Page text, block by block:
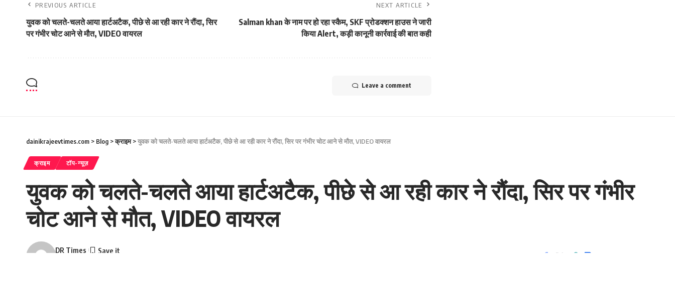
PREVIOUS ARTICLE
युवक को चलते-चलते आया हार्टअटैक, पीछे से आ रही कार ने रौंदा, सिर
पर गंभीर चोट आने से मौत, VIDEO वायरल
NEXT ARTICLE
Salman khan के नाम पर हो रहा स्कैम, SKF प्रोडक्शन हाउस ने जारी
किया Alert, कड़ी कानूनी कार्रवाई की बात कही
Leave a comment
dainikrajeevtimes.com > Blog >क्राइम>युवक को चलते-चलते आया हार्टअटैक, पीछे से आ रही कार ने रौंदा, सिर पर गंभीर चोट आने से मौत, VIDEO वायरल
क्राइम टॉप-न्यूज़
युवक को चलते-चलते आया हार्टअटैक, पीछे से आ रही कार ने रौंदा, सिर पर गंभीर
चोट आने से मौत, VIDEO वायरल
DR Times